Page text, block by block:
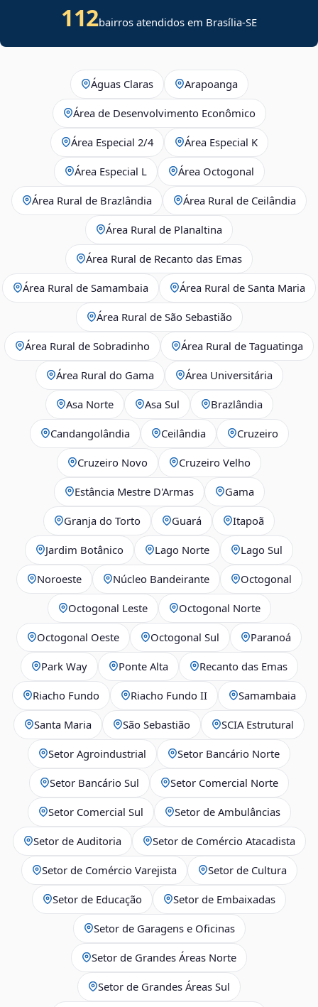
112bairros atendidos em Brasília-SE
Águas Claras Arapoanga
Área de Desenvolvimento Econômico
Área Especial 2/4 Área Especial K
Área Especial L Área Octogonal
Área Rural de Brazlândia Área Rural de Ceilândia
Área Rural de Planaltina
Área Rural de Recanto das Emas
Área Rural de Samambaia Área Rural de Santa Maria
Área Rural de São Sebastião
Área Rural de Sobradinho Área Rural de Taguatinga
Área Rural do Gama Área Universitária
Asa Norte Asa Sul Brazlândia
Candangolândia Ceilândia Cruzeiro
Cruzeiro Novo Cruzeiro Velho
Estância Mestre D'Armas Gama
Granja do Torto Guará Itapoã
Jardim Botânico Lago Norte Lago Sul
Noroeste Núcleo Bandeirante Octogonal
Octogonal Leste Octogonal Norte
Octogonal Oeste Octogonal Sul Paranoá
Park Way Ponte Alta Recanto das Emas
Riacho Fundo Riacho Fundo II Samambaia
Santa Maria São Sebastião SCIA Estrutural
Setor Agroindustrial Setor Bancário Norte
Setor Bancário Sul Setor Comercial Norte
Setor Comercial Sul Setor de Ambulâncias
Setor de Auditoria Setor de Comércio Atacadista
Setor de Comércio Varejista Setor de Cultura
Setor de Educação Setor de Embaixadas
Setor de Garagens e Oficinas
Setor de Grandes Áreas Norte
Setor de Grandes Áreas Sul